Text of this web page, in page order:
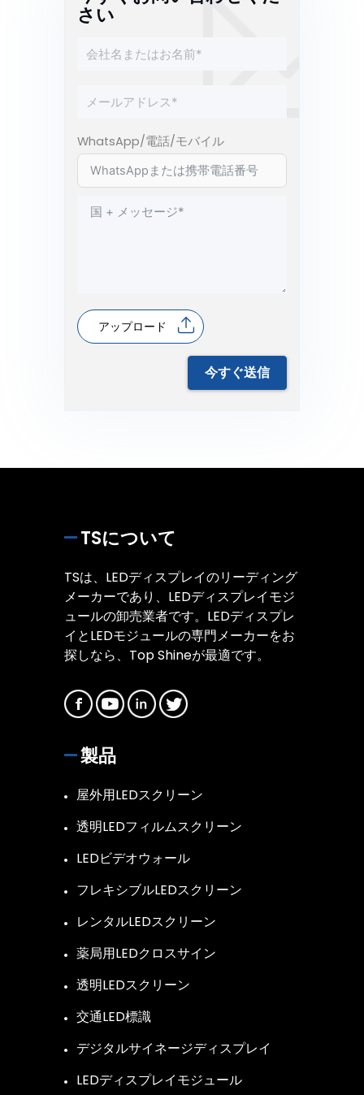
さい
WhatsApp/電話/モバイル
アップロード
今すぐ送信
TSについて
TSは、LEDディスプレイのリーディング
メーカーであり、LEDディスプレイモジ
ュールの卸売業者です。LEDディスプレ
イとLEDモジュールの専門メーカーをお
探しなら、Top Shineが最適です。
製品
屋外用LEDスクリーン
透明LEDフィルムスクリーン
LEDビデオウォール
フレキシブルLEDスクリーン
レンタルLEDスクリーン
薬局用LEDクロスサイン
透明LEDスクリーン
交通LED標識
デジタルサイネージディスプレイ
LEDディスプレイモジュール